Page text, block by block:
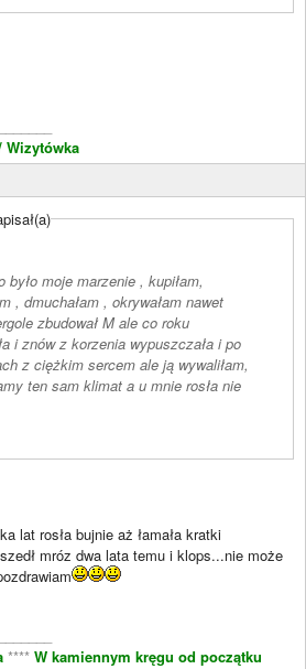
Wizytówka
było moje marzenie , kupiłam,
, dmuchałam , okrywałam nawet
zbudował M ale co roku
i znów z korzenia wypuszczała i po
z ciężkim sercem ale ją wywaliłam,
ten sam klimat a u mnie rosła nie
lat rosła bujnie aż łamała kratki
mróz dwa lata temu i klops...nie może
**** W kamiennym kręgu od początku